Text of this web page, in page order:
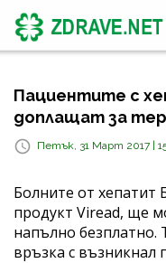
Пациентите с
доплащат за
Петък, 31 Март 2017 |
Болните от хепатит
продукт Viread, ще
напълно
връзка с възникнал